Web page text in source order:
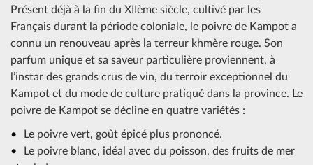
Présent déjà à la fin du XIIème siècle, cultivé par les
Français durant la période coloniale, le poivre de Kampot a
connu un renouveau après la terreur khmère rouge. Son
parfum unique et sa saveur particulière proviennent, à
l’instar des grands crus de vin, du terroir exceptionnel du
Kampot et du mode de culture pratiqué dans la province. Le
poivre de Kampot se décline en quatre variétés :
Le poivre vert, goût épicé plus prononcé.
Le poivre blanc, idéal avec du poisson, des fruits de mer